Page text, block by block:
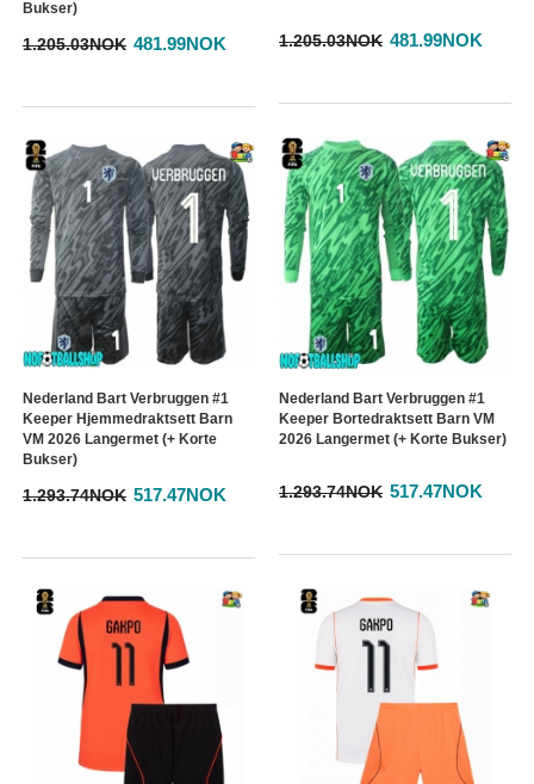
Bukser)
1.205.03NOK 481.99NOK 1.205.03NOK 481.99NOK
Nederland Bart Verbruggen #1
Keeper Hjemmedraktsett Barn
VM 2026 Langermet (+ Korte
Bukser)
1.293.74NOK 517.47NOK
Nederland Bart Verbruggen #1
Keeper Bortedraktsett Barn VM
2026 Langermet (+ Korte Bukser)
1.293.74NOK 517.47NOK